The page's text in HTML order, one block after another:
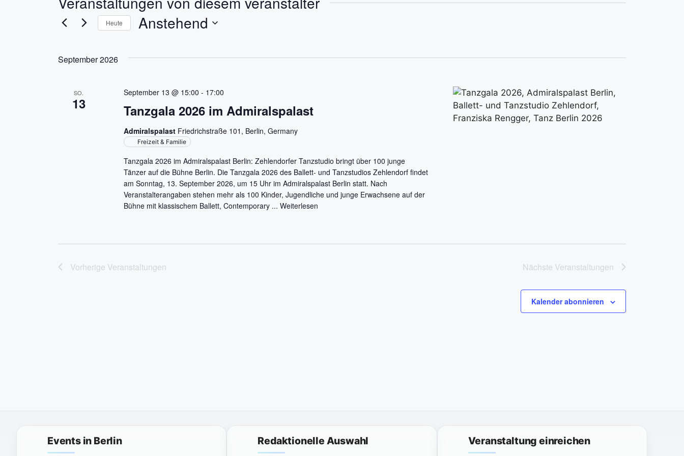
Heute Anstehend
m
ä
h
l
n
.
September 2026
SO.
13 Tanzgala 2026 im Admiralspalast
September 13 @ 15:00 - 17:00
Admiralspalast Friedrichstraße 101, Berlin, Germany
Freizeit & Familie
Tanzgala 2026 im Admiralspalast Berlin: Zehlendorfer Tanzstudio bringt über 100 junge
Tänzer auf die Bühne Berlin. Die Tanzgala 2026 des Ballett- und Tanzstudios Zehlendorf findet
am Sonntag, 13. September 2026, um 15 Uhr im Admiralspalast Berlin statt. Nach
Veranstalterangaben stehen mehr als 100 Kinder, Jugendliche und junge Erwachsene auf der
Bühne mit klassischem Ballett, Contemporary ...Weiterlesen
Vorherige Veranstaltungen Nächste Veranstaltungen
Kalender abonnieren
Events in Berlin Redaktionelle Auswahl Veranstaltung einreichen